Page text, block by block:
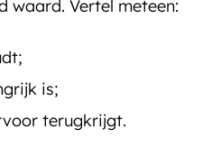
waard. Vertel meteen:
is;
terugkrijgt.